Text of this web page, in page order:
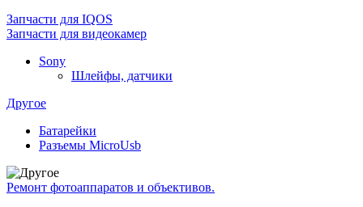
Запчасти для IQOS
Запчасти для видеокамер
Sony
Шлейфы, датчики
Другое
Батарейки
Разъемы MicroUsb
Ремонт фотоаппаратов и объективов.